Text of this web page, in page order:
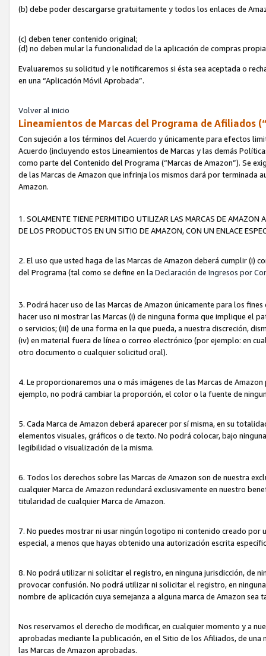
(b) debe poder descargarse gratuitamente y todos los enlaces de
(c) deben tener contenido original;
(d) no deben mular la funcionalidad de la aplicación de compras
Evaluaremos su solicitud y le notificaremos si ésta sea aceptada o
en una “Aplicación Móvil Aprobada”.
Volver al inicio
Lineamientos de Marcas del Programa de Afiliados
Con sujeción a los términos del Acuerdo y únicamente para efectos
Acuerdo (incluyendo estos Lineamientos de Marcas y las demás
como parte del Contenido del Programa (“Marcas de Amazon”). Se
de las Marcas de Amazon que infrinja los mismos dará por terminada
Amazon.
1. SOLAMENTE TIENE PERMITIDO UTILIZAR LAS MARCAS DE
DE LOS PRODUCTOS EN UN SITIO DE AMAZON, CON UN ENLACE
2. El uso que usted haga de las Marcas de Amazon deberá cumplir (i)
del Programa (tal como se define en la Declaración de Ingresos por
3. Podrá hacer uso de las Marcas de Amazon únicamente para los
hacer uso ni mostrar las Marcas (i) de ninguna forma que implique el
o servicios; (iii) de una forma en la que pueda, a nuestra discreción,
(iv) en material fuera de línea o correo electrónico (por ejemplo: en
otro documento o cualquier solicitud oral).
4. Le proporcionaremos una o más imágenes de las Marcas de
ejemplo, no podrá cambiar la proporción, el color o la fuente de
5. Cada Marca de Amazon deberá aparecer por sí misma, en su
elementos visuales, gráficos o de texto. No podrá colocar, bajo
legibilidad o visualización de la misma.
6. Todos los derechos sobre las Marcas de Amazon son de nuestra
cualquier Marca de Amazon redundará exclusivamente en nuestro
titularidad de cualquier Marca de Amazon.
7. No puedes mostrar ni usar ningún logotipo ni contenido creado por
especial, a menos que hayas obtenido una autorización escrita
8. No podrá utilizar ni solicitar el registro, en ninguna jurisdicción, de
provocar confusión. No podrá utilizar ni solicitar el registro, en
nombre de aplicación cuya semejanza a alguna marca de Amazon
Nos reservamos el derecho de modificar, en cualquier momento y a
aprobadas mediante la publicación, en el Sitio de los Afiliados, de
las Marcas de Amazon aprobadas.